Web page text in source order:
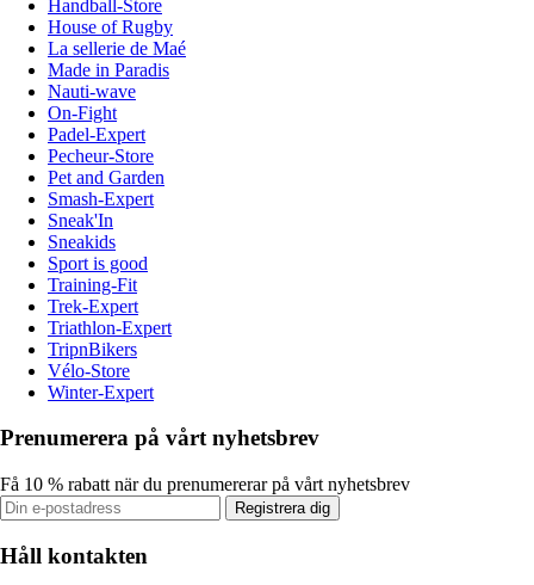
Handball-Store
House of Rugby
La sellerie de Maé
Made in Paradis
Nauti-wave
On-Fight
Padel-Expert
Pecheur-Store
Pet and Garden
Smash-Expert
Sneak'In
Sneakids
Sport is good
Training-Fit
Trek-Expert
Triathlon-Expert
TripnBikers
Vélo-Store
Winter-Expert
Prenumerera på vårt nyhetsbrev
Få 10 % rabatt när du prenumererar på vårt nyhetsbrev
Registrera dig
Håll kontakten